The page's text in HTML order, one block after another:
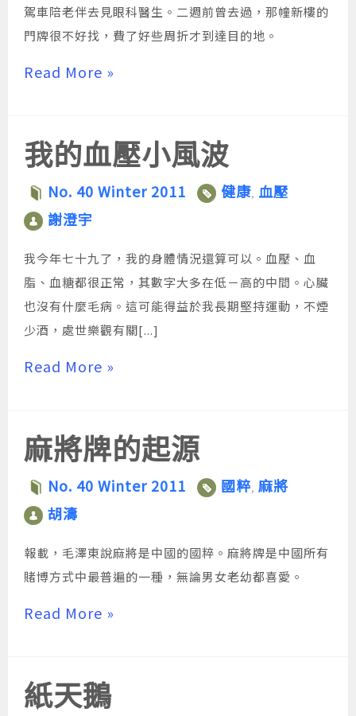
駕車陪老伴去見眼科醫生。二週前曾去過，那幢新樓的
門牌很不好找，費了好些周折才到達目的地。
Read More »
我的血壓小風波
No. 40 Winter 2011 健康, 血壓
謝澄宇
我今年七十九了，我的身體情況還算可以。血壓、血
脂、血糖都很正常，其數字大多在低－高的中間。心臟
也沒有什麼毛病。這可能得益於我長期堅持運動，不煙
少酒，處世樂觀有關[...]
Read More »
麻將牌的起源
No. 40 Winter 2011 國粹, 麻將
胡濤
報載，毛澤東說麻將是中國的國粹。麻將牌是中國所有
賭博方式中最普遍的一種，無論男女老幼都喜愛。
Read More »
紙天鵝